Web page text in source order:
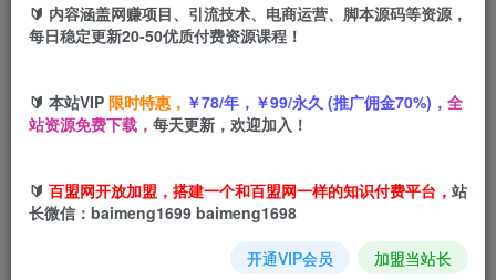
立即购买
童年回忆这个赛道在短视频里面一直都很火爆，点赞量，浏
🔰 内容涵盖网赚项目、引流技术、电商运营、脚本源码等资源，
每日稳定更新20-50优质付费资源课程！
🔰 本站VIP 限时特惠， ￥78/年，￥99/永久 (推广佣金70%)， 全
站资源免费下载， 每天更新，欢迎加入！
🔰 百盟网开放加盟，搭建一个和百盟网一样的知识付费平台， 站
长微信：baimeng1699 baimeng1698
开通VIP会员 加盟当站长